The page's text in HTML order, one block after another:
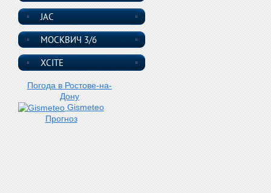
JAC
МОСКВИЧ 3/6
XCITE
Погода в Ростове-на-
Дону
Gismeteo
Прогноз